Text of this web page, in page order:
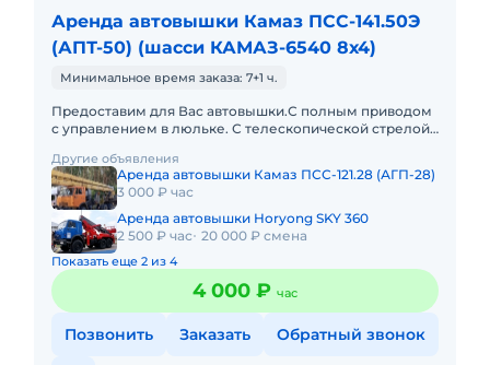
Аренда автовышки Камаз ПСС-141.50Э
(АПТ-50) (шасси КАМАЗ-6540 8х4)
Минимальное время заказа: 7+1 ч.
Предоставим для Вас автовышки.С полным приводом
с управлением в люльке. С телескопической стрелой:
Другие объявления
Аренда автовышки Камаз ПСС-121.28 (АГП-28)
3 000 ₽ час
Аренда автовышки Horyong SKY 360
2 500 ₽ час 20 000 ₽ смена
Показать еще 2 из 4
4 000 ₽ час
Позвонить Заказать Обратный звонок